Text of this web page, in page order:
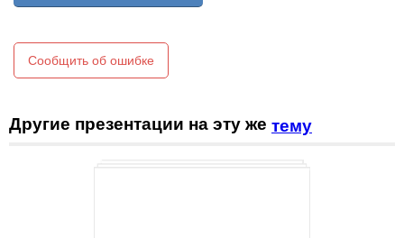
Сообщить об ошибке
Другие презентации на эту же тему